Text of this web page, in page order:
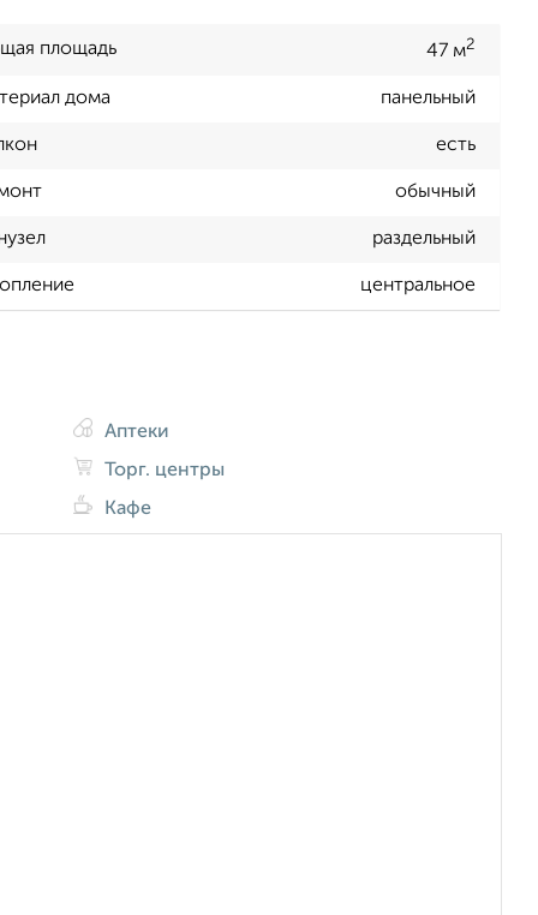
площадь 47 м2
дома панельный
есть
обычный
раздельный
центральное
Аптеки
Торг. центры
Кафе